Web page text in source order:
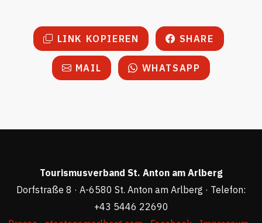
LINK KOPIEREN SHARE
MAIL WHATSAPP
Tourismusverband St. Anton am Arlberg
Dorfstraße 8 · A-6580 St. Anton am Arlberg · Telefon:
+43 5446 22690